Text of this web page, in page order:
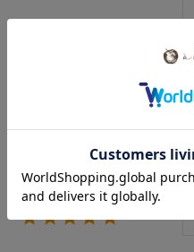
投稿日 2026/03/20